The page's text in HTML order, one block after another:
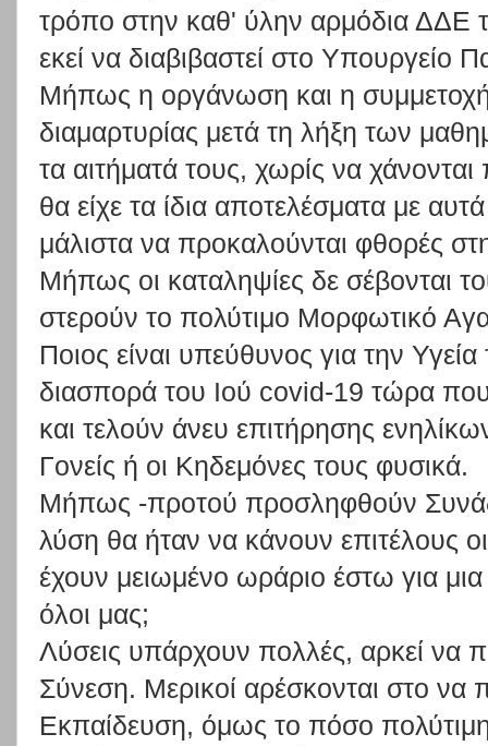
τρόπο στην καθ' ύλην αρμόδια ΔΔΕ
εκεί να διαβιβαστεί στο Υπουργείο
Μήπως η οργάνωση και η συμμετοχή
διαμαρτυρίας μετά τη λήξη των
τα αιτήματά τους, χωρίς να χάνονται
θα είχε τα ίδια αποτελέσματα με
μάλιστα να προκαλούνται φθορές
Μήπως οι καταληψίες δε σέβονται
στερούν το πολύτιμο Μορφωτικό
Ποιος είναι υπεύθυνος για την
διασπορά του Ιού covid-19 τώρα που
και τελούν άνευ επιτήρησης
Γονείς ή οι Κηδεμόνες τους φυσικά.
Μήπως -προτού προσληφθούν
λύση θα ήταν να κάνουν επιτέλους
έχουν μειωμένο ωράριο έστω για
όλοι μας;
Λύσεις υπάρχουν πολλές, αρκεί να
Σύνεση. Μερικοί αρέσκονται στο να
Εκπαίδευση, όμως το πόσο πολύτιμη